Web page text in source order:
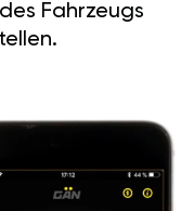
Fahrzeugs